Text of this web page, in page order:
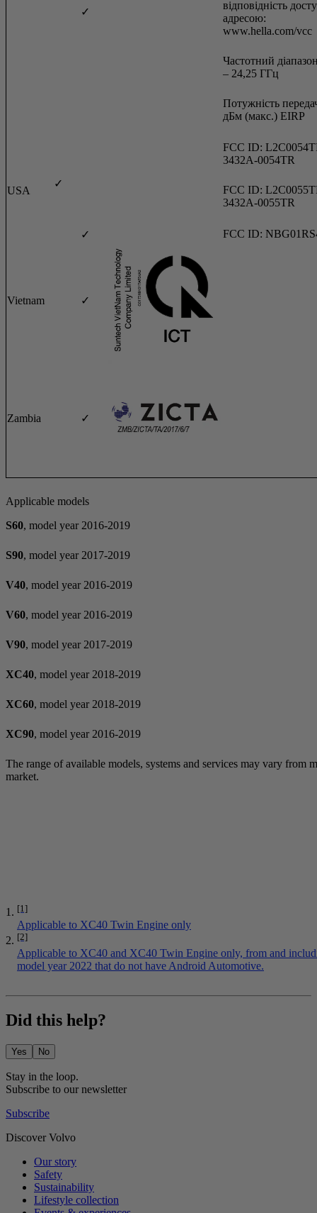
✓
відповідність
адресою:
www.hella.com/vcc
Частотний
– 24,25 ГГц
Потужність
дБм (макс.) EIRP
USA
✓
FCC ID:
3432A-0054TR
FCC ID:
3432A-0055TR
✓ FCC ID:
Vietnam ✓
Zambia ✓
Applicable models
S60, model year 2016-2019
S90, model year 2017-2019
V40, model year 2016-2019
V60, model year 2016-2019
V90, model year 2017-2019
XC40, model year 2018-2019
XC60, model year 2018-2019
XC90, model year 2016-2019
The range of available models, systems and services may vary from
market.
[1]
Applicable to XC40 Twin Engine only
[2]
Applicable to XC40 and XC40 Twin Engine only, from and
model year 2022 that do not have Android Automotive.
Did this help?
Yes No